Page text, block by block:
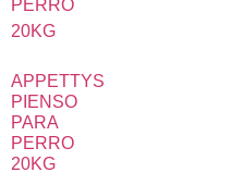
APPETTYS
PIENSO
PARA
PERRO
20KG